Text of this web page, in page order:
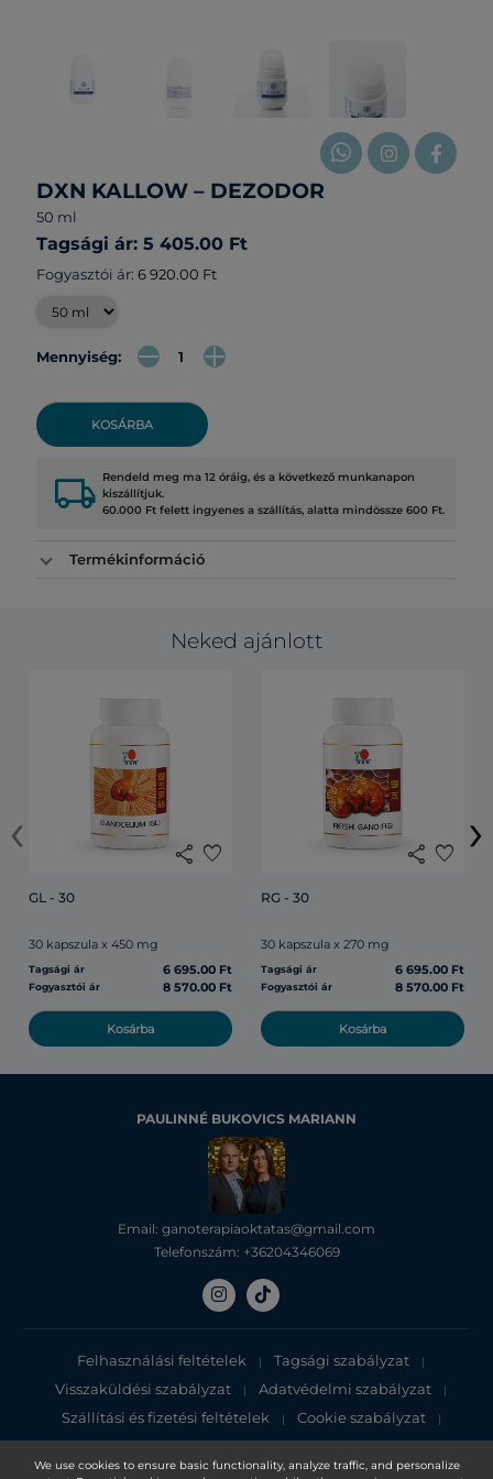
We use cookies to ensure basic functionality, analyze traffic, and personalize
DXN KALLOW – DEZODOR
50 ml
Tagsági ár: 5 405.00 Ft
Fogyasztói ár: 6 920.00 Ft
Mennyiség:
KOSÁRBA
local_shipping Rendeld meg ma 12 óráig, és a következő munkanapon
kiszállítjuk.
60.000 Ft felett ingyenes a szállítás, alatta mindössze 600 Ft.
Termékinformáció
Neked ajánlott
share favorite
GL - 30
30 kapszula x 450 mg
Tagsági ár 6 695.00 Ft
Fogyasztói ár 8 570.00 Ft
Kosárba
share favorite
RG - 30
30 kapszula x 270 mg
Tagsági ár 6 695.00 Ft
Fogyasztói ár 8 570.00 Ft
Kosárba
‹ ›
PAULINNÉ BUKOVICS MARIANN
Email: ganoterapiaoktatas@gmail.com
Telefonszám: +36204346069
Felhasználási feltételek | Tagsági szabályzat |
Visszaküldési szabályzat | Adatvédelmi szabályzat |
Szállítási és fizetési feltételek | Cookie szabályzat |
Adatvédelmi tájékoztató